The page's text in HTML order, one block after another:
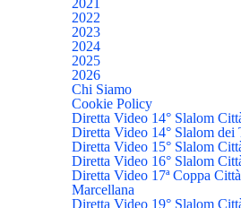
2022
2023
2024
2025
2026
Chi Siamo
Cookie Policy
Diretta Video 14° Slalom
Diretta Video 14° Slalom dei
Diretta Video 15° Slalom
Diretta Video 16° Slalom
Diretta Video 17ª Coppa
Marcellana
Diretta Video 19° Slalom